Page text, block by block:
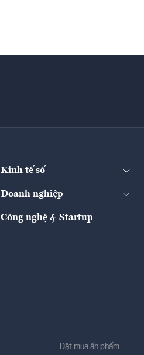
Kinh tế số
Doanh nghiệp
Công nghệ & Startup
Đặt mua ấn phẩm